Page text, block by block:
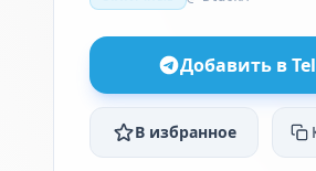
Добавить в
В избранное